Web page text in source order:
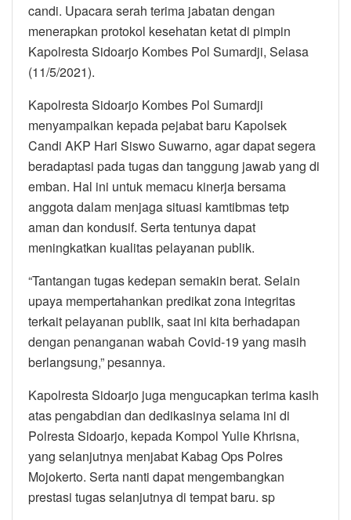
candi. Upacara serah terima jabatan dengan
menerapkan protokol kesehatan ketat di pimpin
Kapolresta Sidoarjo Kombes Pol Sumardji, Selasa
(11/5/2021).
Kapolresta Sidoarjo Kombes Pol Sumardji
menyampaikan kepada pejabat baru Kapolsek
Candi AKP Hari Siswo Suwarno, agar dapat segera
beradaptasi pada tugas dan tanggung jawab yang di
emban. Hal ini untuk memacu kinerja bersama
anggota dalam menjaga situasi kamtibmas tetp
aman dan kondusif. Serta tentunya dapat
meningkatkan kualitas pelayanan publik.
“Tantangan tugas kedepan semakin berat. Selain
upaya mempertahankan predikat zona integritas
terkait pelayanan publik, saat ini kita berhadapan
dengan penanganan wabah Covid-19 yang masih
berlangsung,” pesannya.
Kapolresta Sidoarjo juga mengucapkan terima kasih
atas pengabdian dan dedikasinya selama ini di
Polresta Sidoarjo, kepada Kompol Yulie Khrisna,
yang selanjutnya menjabat Kabag Ops Polres
Mojokerto. Serta nanti dapat mengembangkan
prestasi tugas selanjutnya di tempat baru. sp